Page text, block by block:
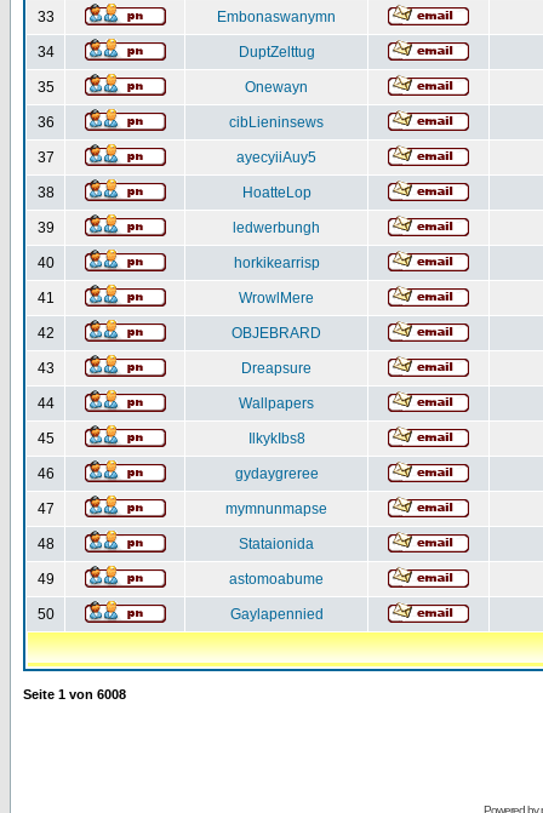
33 Embonaswanymn
34 DuptZelttug
35 Onewayn
36 cibLieninsews
37 ayecyiiAuy5
38 HoatteLop
39 ledwerbungh
40 horkikearrisp
41 WrowlMere
42 OBJEBRARD
43 Dreapsure
44 Wallpapers
45 IlkykIbs8
46 gydaygreree
47 mymnunmapse
48 Stataionida
49 astomoabume
50 Gaylapennied
Seite 1 von 6008
Powered by